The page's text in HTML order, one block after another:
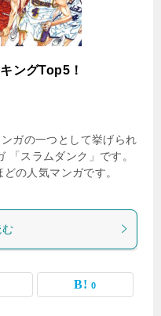
ングTop5！
ガの一つとして挙げられ
「スラムダンク」です。
の人気マンガです。
む
0